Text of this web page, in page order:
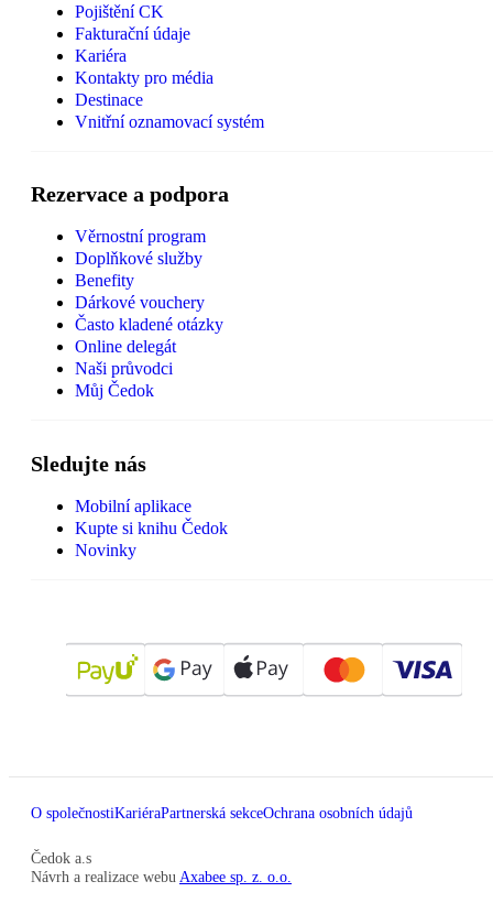
Pojištění CK
Fakturační údaje
Kariéra
Kontakty pro média
Destinace
Vnitřní oznamovací systém
Rezervace a podpora
Věrnostní program
Doplňkové služby
Benefity
Dárkové vouchery
Často kladené otázky
Online delegát
Naši průvodci
Můj Čedok
Sledujte nás
Mobilní aplikace
Kupte si knihu Čedok
Novinky
O společnostiKariéraPartnerská sekceOchrana osobních údajů
Čedok a.s
Návrh a realizace webu Axabee sp. z. o.o.